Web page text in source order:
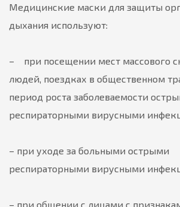
Медицинские маски для защиты
дыхания используют:
– при посещении мест массового
людей, поездках в общественном
период роста заболеваемости
респираторными вирусными
– при уходе за больными острыми
респираторными вирусными
– при общении с лицами с